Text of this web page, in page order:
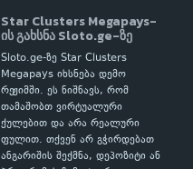
Star Clusters Megapays-
ის გახსნა Sloto.ge-ზე
Sloto.ge-ზე Star Clusters
Megapays იხსნება დემო
რეჟიმში. ეს ნიშნავს, რომ
თამაშობთ ვირტუალური
ქულებით და არა რეალური
ფულით. თქვენ არ გჭირდებათ
ანგარიშის შექმნა, დეპოზიტი ან